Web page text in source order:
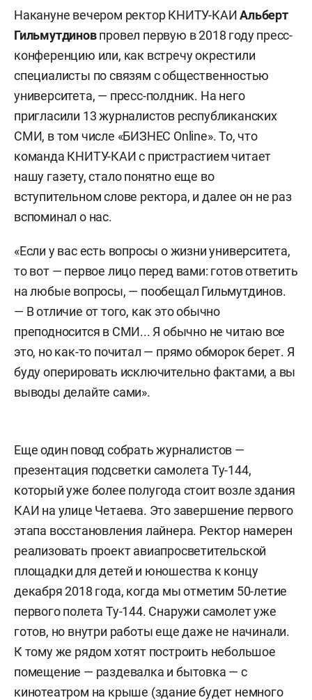
Накануне вечером ректор КНИТУ-КАИАльберт
Гильмутдиновпровел первую в 2018 году пресс-
конференцию или, как встречу окрестили
специалисты по связям с общественностью
университета, — пресс-полдник. На него
пригласили 13 журналистов республиканских
СМИ, в том числе «БИЗНЕС Online». То, что
команда КНИТУ-КАИ с пристрастием читает
нашу газету, стало понятно еще во
вступительном слове ректора, и далее он не раз
вспоминал о нас.
«Если у вас есть вопросы о жизни университета,
то вот — первое лицо перед вами: готов ответить
на любые вопросы, — пообещал Гильмутдинов.
— В отличие от того, как это обычно
преподносится в СМИ... Я обычно не читаю все
это, но как-то почитал — прямо обморок берет. Я
буду оперировать исключительно фактами, а вы
выводы делайте сами».
Еще один повод собрать журналистов —
презентация подсветки самолета Ту-144,
который уже более полугода стоит возле здания
КАИ на улице Четаева. Это завершение первого
этапа восстановления лайнера. Ректор намерен
реализовать проект авиапросветительской
площадки для детей и юношества к концу
декабря 2018 года, когда мы отметим 50-летие
первого полета Ту-144. Снаружи самолет уже
готов, но внутри работы еще даже не начинали.
К тому же рядом хотят построить небольшое
помещение — раздевалка и бытовка — с
кинотеатром на крыше (здание будет немного